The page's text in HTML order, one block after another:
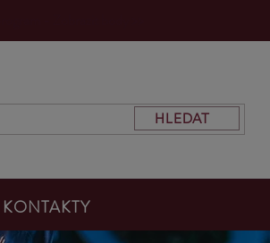
HLEDAT
KONTAKTY